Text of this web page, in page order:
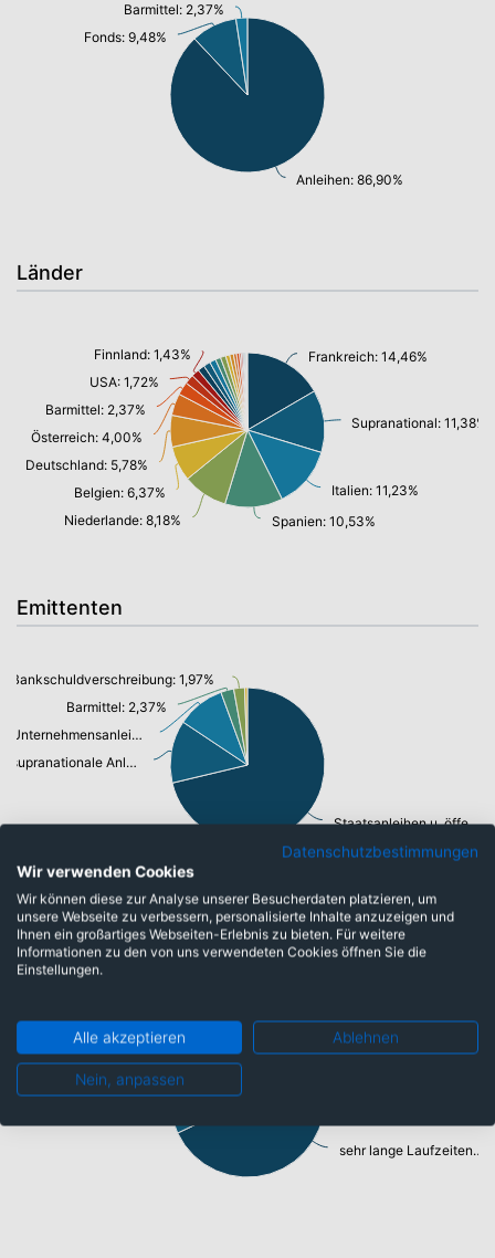
Anleihen: 86,90%
Fonds: 9,48%
Barmittel: 2,37%
Länder
Frankreich: 14,46%
Supranational: 11,38%
Italien: 11,23%
Spanien: 10,53%
Niederlande: 8,18%
Belgien: 6,37%
Deutschland: 5,78%
Österreich: 4,00%
Barmittel: 2,37%
USA: 1,72%
Finnland: 1,43%
Emittenten
Staatsanleihen u. öffentl.Anleihen: 61,99%
supranationale Anleihen: 11,38%
Unternehmensanleihen: 8,76%
Barmittel: 2,37%
Bankschuldverschreibung: 1,97%
Laufzeiten
sehr lange Laufzeiten: 59,11%
lange Laufzeiten: 20,27%
mittlere Laufzeiten: 3,98%
sehr kurze Laufzeiten: 2,37%
Datenschutzbestimmungen
Wir verwenden Cookies
Wir können diese zur Analyse unserer Besucherdaten platzieren, um
unsere Webseite zu verbessern, personalisierte Inhalte anzuzeigen und
Ihnen ein großartiges Webseiten-Erlebnis zu bieten. Für weitere
Informationen zu den von uns verwendeten Cookies öffnen Sie die
Einstellungen.
Alle akzeptieren Ablehnen
Nein, anpassen